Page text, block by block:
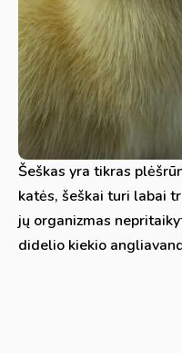
Šeškas yra tikras
katės, šeškai turi labai
jų organizmas
didelio kiekio